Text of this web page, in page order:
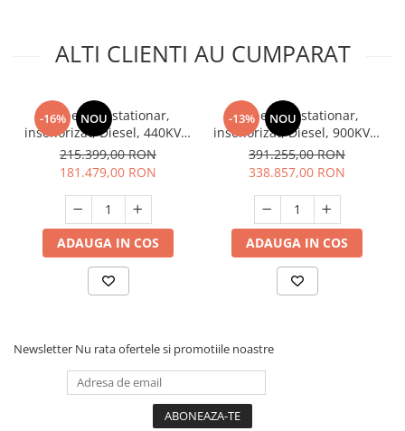
ALTI CLIENTI AU CUMPARAT
-16% NOU
Generator stationar,
insonorizat, Diesel, 440KVA,
400V, trifazic, motor SDEC,
Kaplan KPS 440
215.399,00 RON
181.479,00 RON
ADAUGA IN COS
-13% NOU
Generator stationar,
insonorizat, Diesel, 900KVA,
400V, trifazic, motor Sdec,
Kaplan KPS 900
391.255,00 RON
338.857,00 RON
ADAUGA IN COS
Newsletter Nu rata ofertele si promotiile noastre